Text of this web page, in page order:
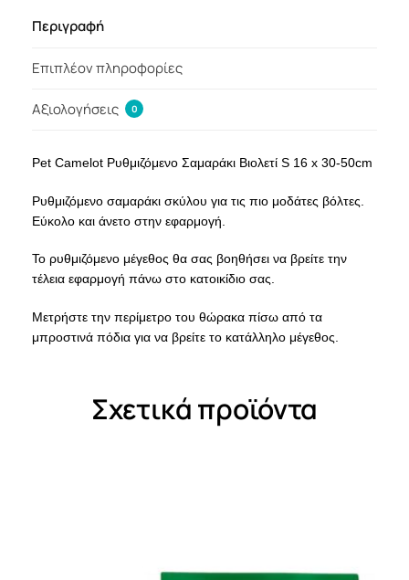
Περιγραφή
Επιπλέον πληροφορίες
Αξιολογήσεις 0
Pet Camelot Ρυθμιζόμενο Σαμαράκι Βιολετί S 16 x 30-50cm
Ρυθμιζόμενο σαμαράκι σκύλου για τις πιο μοδάτες βόλτες.
Εύκολο και άνετο στην εφαρμογή.
Το ρυθμιζόμενο μέγεθος θα σας βοηθήσει να βρείτε την
τέλεια εφαρμογή πάνω στο κατοικίδιο σας.
Μετρήστε την περίμετρο του θώρακα πίσω από τα
μπροστινά πόδια για να βρείτε το κατάλληλο μέγεθος.
Σχετικά προϊόντα